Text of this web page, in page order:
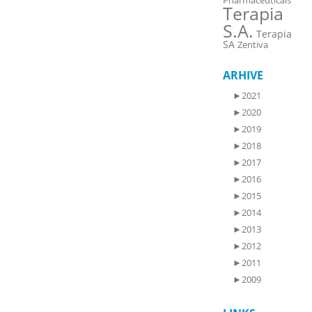
Terapia
S.A. Terapia
SA Zentiva
ARHIVE
►2021
►2020
►2019
►2018
►2017
►2016
►2015
►2014
►2013
►2012
►2011
►2009